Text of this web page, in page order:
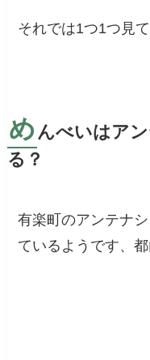
それでは1つ1つ見
め んべいはア
る？
有楽町のアンテナ
ているようです、